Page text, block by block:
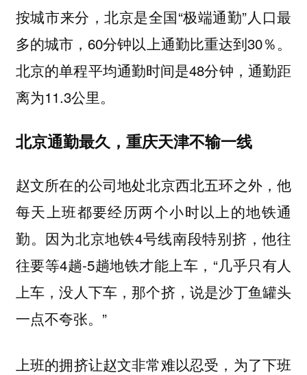
按城市来分，北京是全国“极端通勤”人口最
多的城市，60分钟以上通勤比重达到30％。
北京的单程平均通勤时间是48分钟，通勤距
离为11.3公里。
北京通勤最久，重庆天津不输一线
赵文所在的公司地处北京西北五环之外，他
每天上班都要经历两个小时以上的地铁通
勤。因为北京地铁4号线南段特别挤，他往
往要等4趟-5趟地铁才能上车，“几乎只有人
上车，没人下车，那个挤，说是沙丁鱼罐头
一点不夸张。”
上班的拥挤让赵文非常难以忍受，为了下班